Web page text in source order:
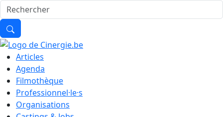
Articles
Agenda
Filmothèque
Professionnel·le·s
Organisations